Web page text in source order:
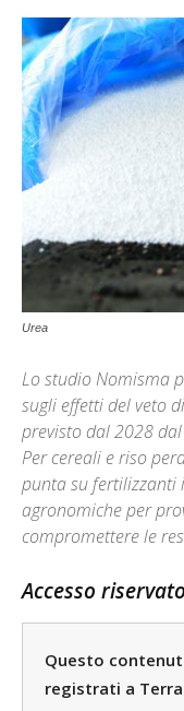
Urea
Lo studio Nomisma
sugli effetti del veto
previsto dal 2028
Per cereali e riso
punta su fertilizzanti
agronomiche per
compromettere le
Accesso riservato
Questo
registrati a